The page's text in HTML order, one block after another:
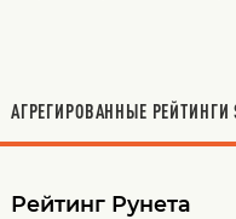
АГРЕГИРОВАННЫЕ РЕЙТИНГИ
Рейтинг Рунета